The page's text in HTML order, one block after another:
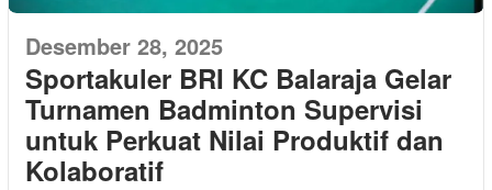
Desember 28, 2025
Sportakuler BRI KC Balaraja Gelar
Turnamen Badminton Supervisi
untuk Perkuat Nilai Produktif dan
Kolaboratif